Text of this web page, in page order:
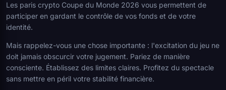
Les paris crypto Coupe du Monde 2026 vous permettent de
participer en gardant le contrôle de vos fonds et de votre
identité.
Mais rappelez-vous une chose importante : l'excitation du jeu ne
doit jamais obscurcir votre jugement. Pariez de manière
consciente. Établissez des limites claires. Profitez du spectacle
sans mettre en péril votre stabilité financière.